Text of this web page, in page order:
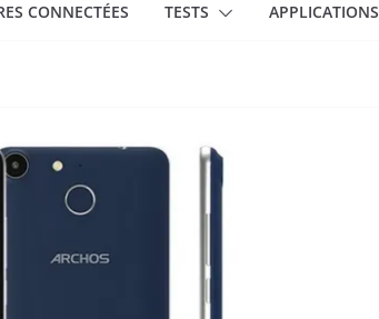
tous les
CONNECTÉES TESTS APPLICATIONS